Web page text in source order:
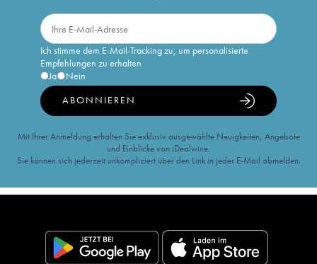
Ich stimme dem E-Mail-Tracking zu, um personalisierte
Empfehlungen zu erhalten
Ja
Nein
ABONNIEREN
Mit Ihrer Anmeldung erhalten Sie exklusiv ausgewählte Neuigkeiten, Angebote
und Einblicke von iDealwine.
Sie können sich jederzeit unkompliziert über den Link in jeder E-Mail abmelden.